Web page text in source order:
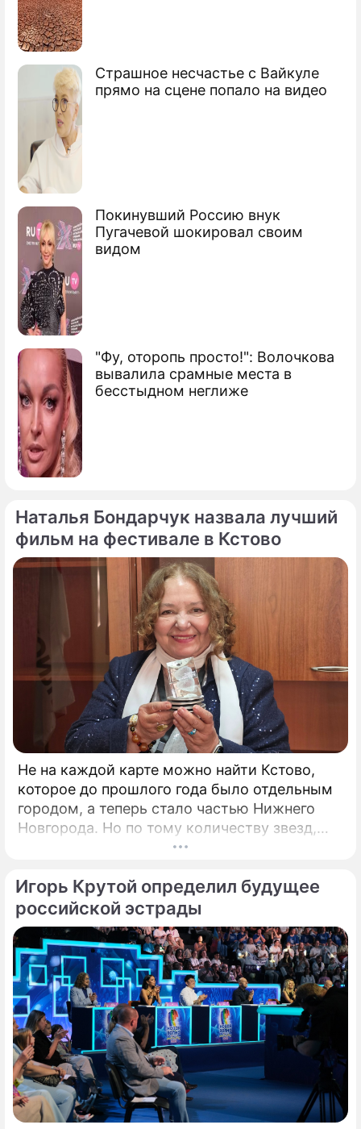
Страшное несчастье с Вайкуле
прямо на сцене попало на видео
Покинувший Россию внук
Пугачевой шокировал своим
видом
"Фу, оторопь просто!": Волочкова
вывалила срамные места в
бесстыдном неглиже
Порошенко грозит России трибуналом
из-за Крымского моста
Зачем России Крымский мост
В США раскрыли план уничтожения
Крымского моста
Наталья Бондарчук назвала лучший
фильм на фестивале в Кстово
Не на каждой карте можно найти Кстово,
которое до прошлого года было отдельным
городом, а теперь стало частью Нижнего
Новгорода. Но по тому количеству звезд,
которые приезжают сюда каждый год,
Повод – открытый российский
кинофестиваль "КСТОкино". В этом году он
прошёл уже в четвертый раз. Кстово
настолько живописно, что его окрестности
часто становятся натурой для съемок
фильмов.
Игорь Крутой определил будущее
российской эстрады